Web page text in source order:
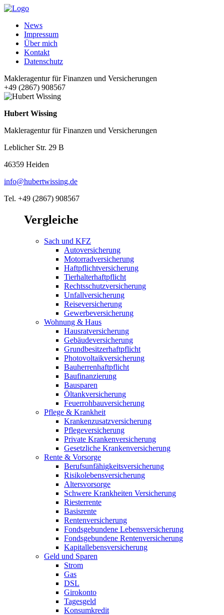
News
Impressum
Über mich
Kontakt
Datenschutz
Makleragentur für Finanzen und Versicherungen
+49 (2867) 908567
Hubert Wissing
Makleragentur für Finanzen und Versicherungen
Leblicher Str. 29 B
46359 Heiden
info@hubertwissing.de
Tel. +49 (2867) 908567
Vergleiche
Sach und KFZ
Autoversicherung
Motorradversicherung
Haftpflichtversicherung
Tierhalterhaftpflicht
Rechtsschutzversicherung
Unfallversicherung
Reiseversicherung
Gewerbeversicherung
Wohnung & Haus
Hausratversicherung
Gebäudeversicherung
Grundbesitzerhaftpflicht
Photovoltaikversicherung
Bauherrenhaftpflicht
Baufinanzierung
Bausparen
Öltankversicherung
Feuerrohbauversicherung
Pflege & Krankheit
Krankenzusatzversicherung
Pflegeversicherung
Private Krankenversicherung
Gesetzliche Krankenversicherung
Rente & Vorsorge
Berufs­unfähigkeitsversicherung
Risikolebensversicherung
Altersvorsorge
Schwere Krankheiten Versicherung
Riesterrente
Basisrente
Rentenversicherung
Fondsgebundene Lebensversicherung
Fondsgebundene Rentenversicherung
Kapitallebensversicherung
Geld und Sparen
Strom
Gas
DSL
Girokonto
Tagesgeld
Konsumkredit